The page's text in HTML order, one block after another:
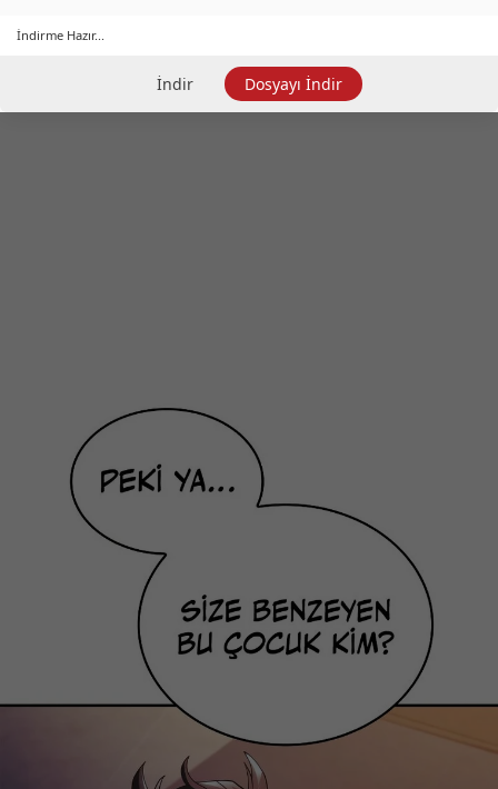
İndirme Hazır...
İndir Dosyayı İndir